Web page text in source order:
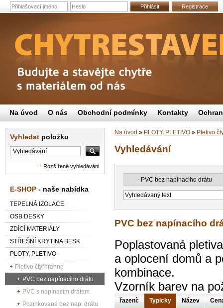
Přihlásit Registrace
Vyhledat položku
Rozšířené vyhledávání
E-SHOP - naše nabídka
TEPELNÁ IZOLACE
OSB DESKY
ZDÍCÍ MATERIÁLY
STŘEŠNÍ KRYTINA BESK
PLOTY, PLETIVO
Pletivo čtyřhranné
PVC bez napínacího drátu
PVC s napínacím drátem
Pozinkované bez nap. drátu
Na úvod » PLOTY, PLETIVO » Pletivo
Vyhledávání
PVC bez napínacího
Poplastovaná
a oplocení domů a
kombinace.
Vzorník barev na
řazení: Typicky Název
Na úvod O nás Obchodní podmínky Kontakty